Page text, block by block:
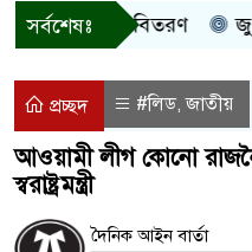
সর্বশেষঃ
সহায়তা বিতরণ
প্রচ্ছদ #লিড,জাতীয়
আওয়ামী লীগ কোনো
স্বরাষ্ট্রমন্ত্রী
দৈনিক আইন বার্তা